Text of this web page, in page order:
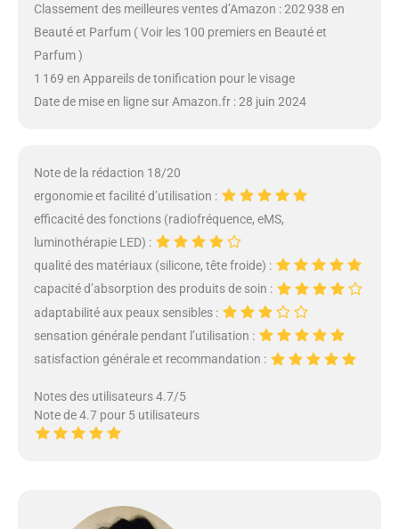
Classement des meilleures ventes d’Amazon : 202 938 en
Beauté et Parfum ( Voir les 100 premiers en Beauté et
Parfum )
1 169 en Appareils de tonification pour le visage
Date de mise en ligne sur Amazon.fr : 28 juin 2024
Note de la rédaction 18/20
ergonomie et facilité d’utilisation :
efficacité des fonctions (radiofréquence, eMS,
luminothérapie LED) :
qualité des matériaux (silicone, tête froide) :
capacité d’absorption des produits de soin :
adaptabilité aux peaux sensibles :
sensation générale pendant l’utilisation :
satisfaction générale et recommandation :
Notes des utilisateurs 4.7/5
Note de 4.7 pour 5 utilisateurs